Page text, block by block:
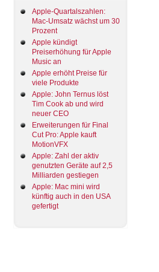
Apple-Quartalszahlen:
Mac-Umsatz wächst um 30
Prozent
Apple kündigt
Preiserhöhung für Apple
Music an
Apple erhöht Preise für
viele Produkte
Apple: John Ternus löst
Tim Cook ab und wird
neuer CEO
Erweiterungen für Final
Cut Pro: Apple kauft
MotionVFX
Apple: Zahl der aktiv
genutzten Geräte auf 2,5
Milliarden gestiegen
Apple: Mac mini wird
künftig auch in den USA
gefertigt